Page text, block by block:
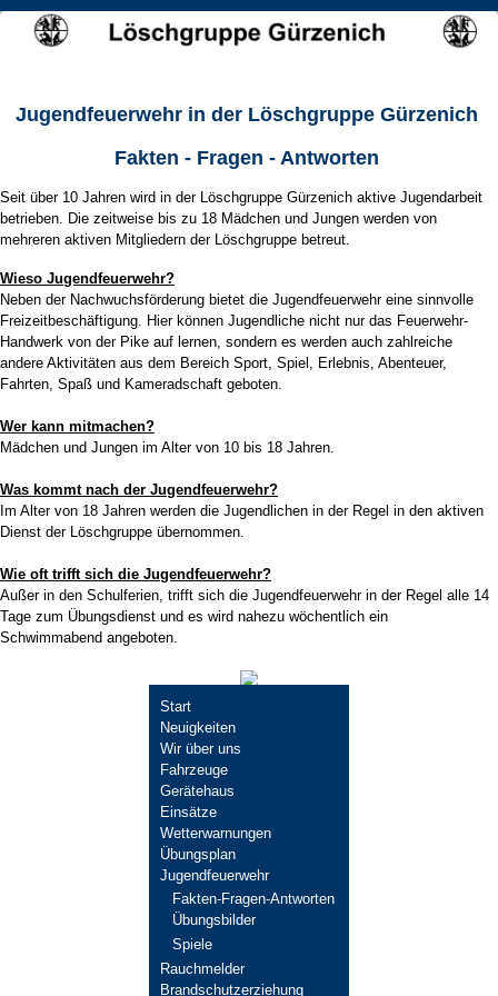
Jugendfeuerwehr in der Löschgruppe Gürzenich
Fakten - Fragen - Antworten
Seit über 10 Jahren wird in der Löschgruppe Gürzenich aktive Jugendarbeit
betrieben. Die zeitweise bis zu 18 Mädchen und Jungen werden von
mehreren aktiven Mitgliedern der Löschgruppe betreut.
Wieso Jugendfeuerwehr?
Neben der Nachwuchsförderung bietet die Jugendfeuerwehr eine sinnvolle
Freizeitbeschäftigung. Hier können Jugendliche nicht nur das Feuerwehr-
Handwerk von der Pike auf lernen, sondern es werden auch zahlreiche
andere Aktivitäten aus dem Bereich Sport, Spiel, Erlebnis, Abenteuer,
Fahrten, Spaß und Kameradschaft geboten.
Wer kann mitmachen?
Mädchen und Jungen im Alter von 10 bis 18 Jahren.
Was kommt nach der Jugendfeuerwehr?
Im Alter von 18 Jahren werden die Jugendlichen in der Regel in den aktiven
Dienst der Löschgruppe übernommen.
Wie oft trifft sich die Jugendfeuerwehr?
Außer in den Schulferien, trifft sich die Jugendfeuerwehr in der Regel alle 14
Tage zum Übungsdienst und es wird nahezu wöchentlich ein
Schwimmabend angeboten.
Navigation
überspringen
Start
Neuigkeiten
Wir über uns
Fahrzeuge
Gerätehaus
Einsätze
Wetterwarnungen
Übungsplan
Jugendfeuerwehr
Fakten-Fragen-Antworten
Übungsbilder
Spiele
Rauchmelder
Brandschutzerziehung